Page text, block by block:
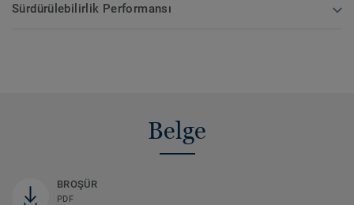
Sürdürülebilirlik Performansı
Belge
BROŞÜR
PDF